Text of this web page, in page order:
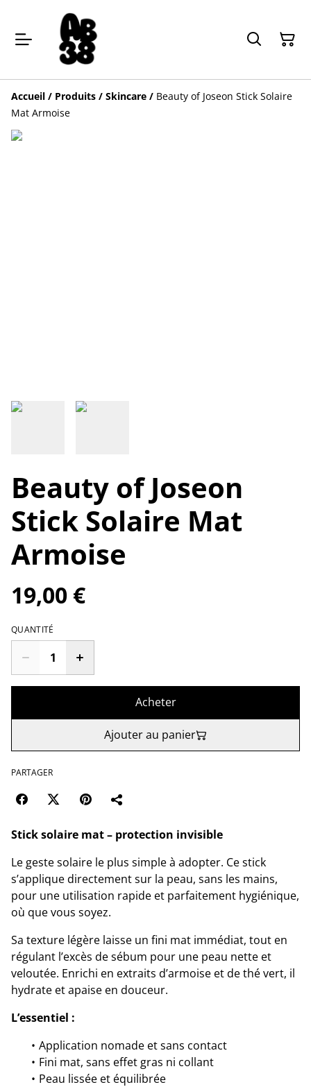
Accueil / Produits / Skincare / Beauty of Joseon Stick Solaire
Mat Armoise
Beauty of Joseon
Stick Solaire Mat
Armoise
19,00 €
QUANTITÉ
Acheter
Ajouter au panier
PARTAGER
Stick solaire mat – protection invisible
Le geste solaire le plus simple à adopter. Ce stick
s’applique directement sur la peau, sans les mains,
pour une utilisation rapide et parfaitement hygiénique,
où que vous soyez.
Sa texture légère laisse un fini mat immédiat, tout en
régulant l’excès de sébum pour une peau nette et
veloutée. Enrichi en extraits d’armoise et de thé vert, il
hydrate et apaise en douceur.
L’essentiel :
Application nomade et sans contact
Fini mat, sans effet gras ni collant
Peau lissée et équilibrée